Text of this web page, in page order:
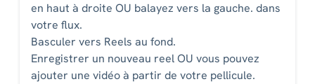
en haut à droite OU balayez vers la gauche. dans
votre flux.
Basculer vers Reels au fond.
Enregistrer un nouveau reel OU vous pouvez
ajouter une vidéo à partir de votre pellicule.